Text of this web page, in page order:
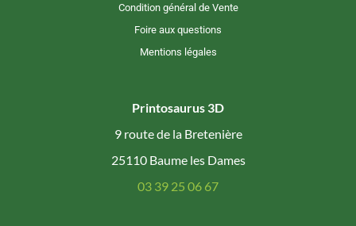
Condition général de Vente
Foire aux questions
Mentions légales
Printosaurus 3D
9 route de la Bretenière
25110 Baume les Dames
03 39 25 06 67